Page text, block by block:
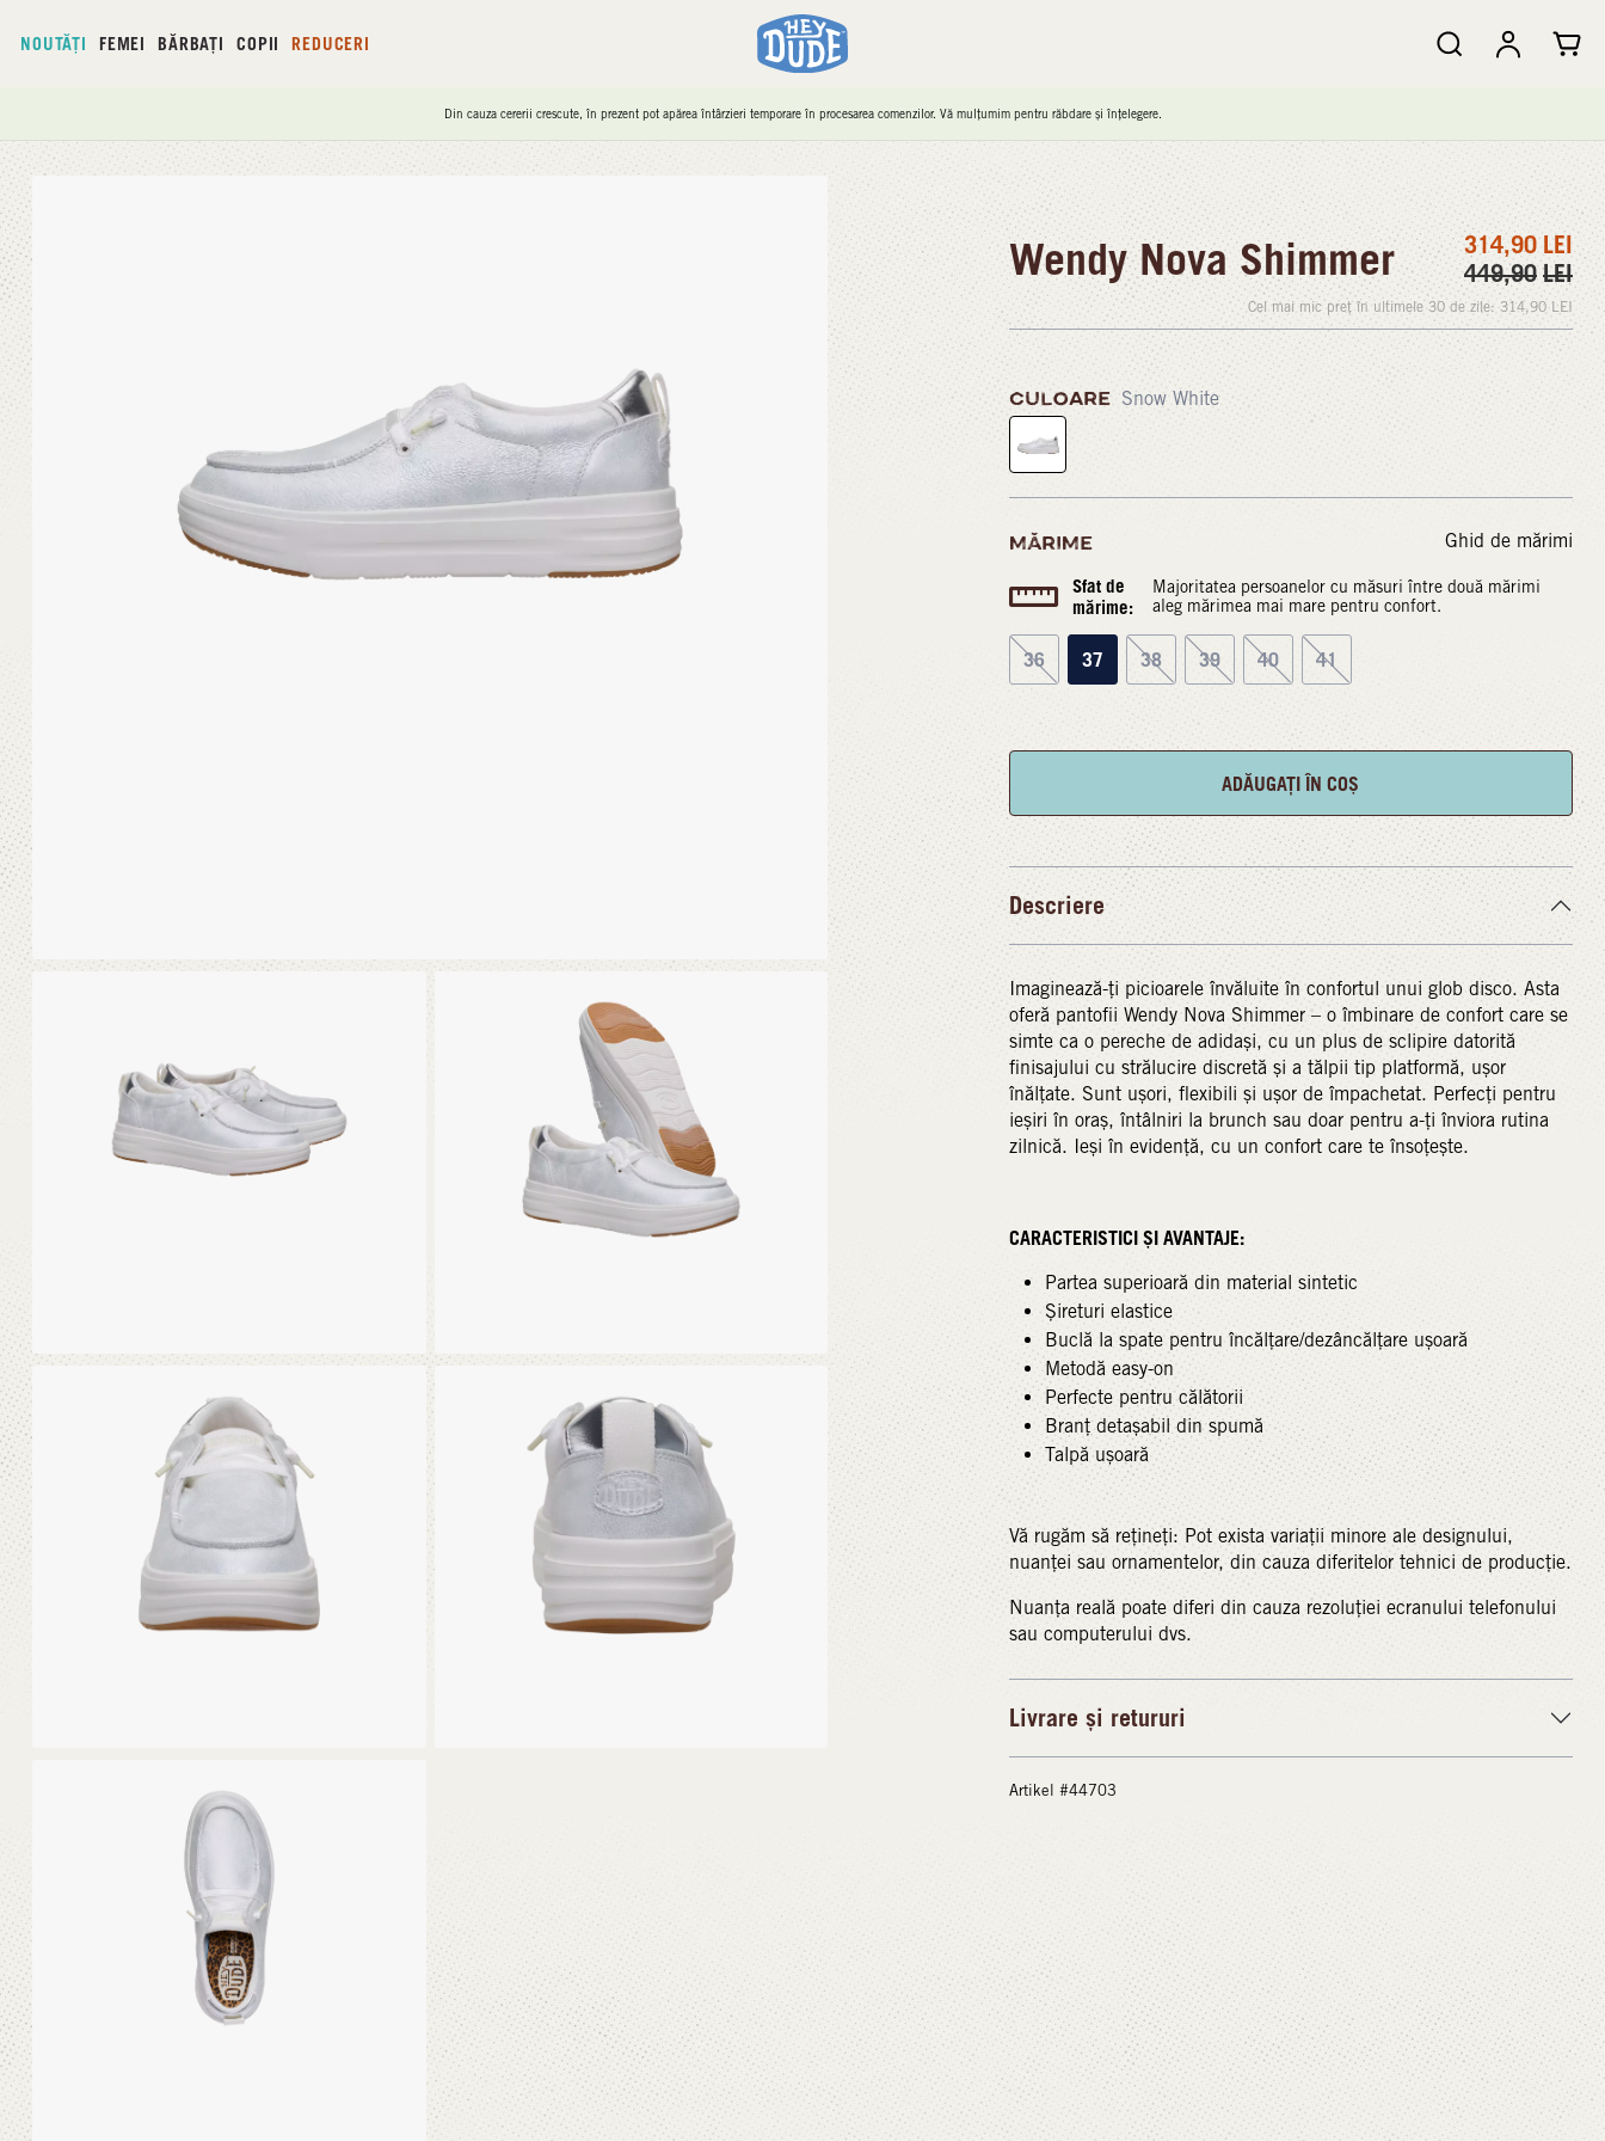
NOUTĂȚI FEMEI BĂRBAȚI COPII REDUCERI
Din cauza cererii crescute, în prezent pot apărea întârzieri temporare în procesarea comenzilor. Vă mulțumim pentru răbdare și înțelegere.
Wendy Nova Shimmer 314,90 LEI
449,90 LEI
Cel mai mic preț în ultimele 30 de zile: 314,90 LEI
CULOARE Snow White
MĂRIME Ghid de mărimi
Sfat de
mărime:
Majoritatea persoanelor cu măsuri între două mărimi
aleg mărimea mai mare pentru confort.
36 37 38 39 40 41
ADĂUGAȚI ÎN COȘ
Descriere
Imaginează-ți picioarele învăluite în confortul unui glob disco. Asta
oferă pantofii Wendy Nova Shimmer – o îmbinare de confort care se
simte ca o pereche de adidași, cu un plus de sclipire datorită
finisajului cu strălucire discretă și a tălpii tip platformă, ușor
înălțate. Sunt ușori, flexibili și ușor de împachetat. Perfecți pentru
ieșiri în oraș, întâlniri la brunch sau doar pentru a-ți înviora rutina
zilnică. Ieși în evidență, cu un confort care te însoțește.
CARACTERISTICI ȘI AVANTAJE:
Partea superioară din material sintetic
Șireturi elastice
Buclă la spate pentru încălțare/dezâncălțare ușoară
Metodă easy-on
Perfecte pentru călătorii
Branț detașabil din spumă
Talpă ușoară
Vă rugăm să rețineți: Pot exista variații minore ale designului,
nuanței sau ornamentelor, din cauza diferitelor tehnici de producție.
Nuanța reală poate diferi din cauza rezoluției ecranului telefonului
sau computerului dvs.
Livrare și retururi
Artikel #44703